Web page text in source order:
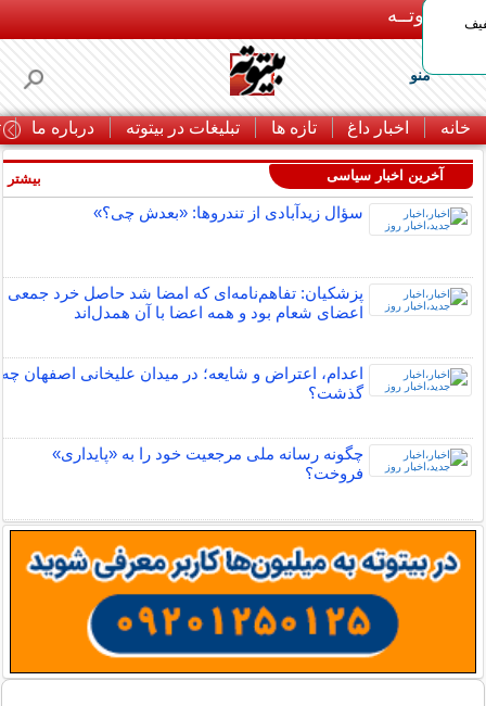
بـیتوتــه
منو
خانه اخبار داغ تازه ها تبلیغات در بیتوته درباره ما
50% تخفیف
آخرین اخبار سیاسی
سؤال زیدآبادی از تندروها: «بعدش چی؟»
پزشکیان: تفاهم‌نامه‌ای که امضا شد حاصل خرد جمعی
اعضای شعام بود و همه اعضا با آن همدل‌اند
اعدام، اعتراض و شایعه؛ در میدان علیخانی اصفهان چه
گذشت؟
چگونه رسانه ملی مرجعیت خود را به «پایداری»
فروخت؟
بیشتر